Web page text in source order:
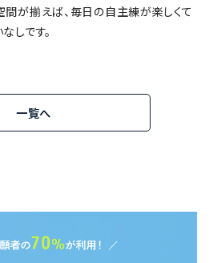
が揃えば、毎日の自主練が楽しくて
しです。
一覧へ